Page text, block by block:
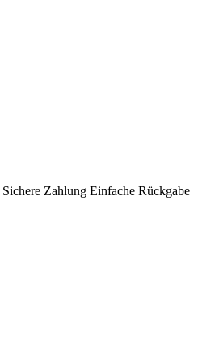
Sichere Zahlung Einfache Rückgabe